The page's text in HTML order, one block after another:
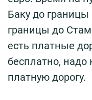
Баку до границы
границы до
есть платные
бесплатно, надо
платную дорогу.